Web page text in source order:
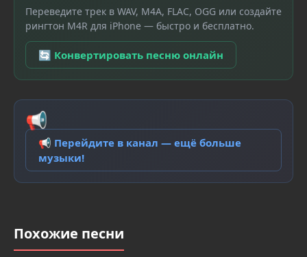
Переведите трек в WAV, M4A, FLAC, OGG или создайте
рингтон M4R для iPhone — быстро и бесплатно.
🔄 Конвертировать песню онлайн
📢
📢 Перейдите в канал — ещё больше
музыки!
Похожие песни